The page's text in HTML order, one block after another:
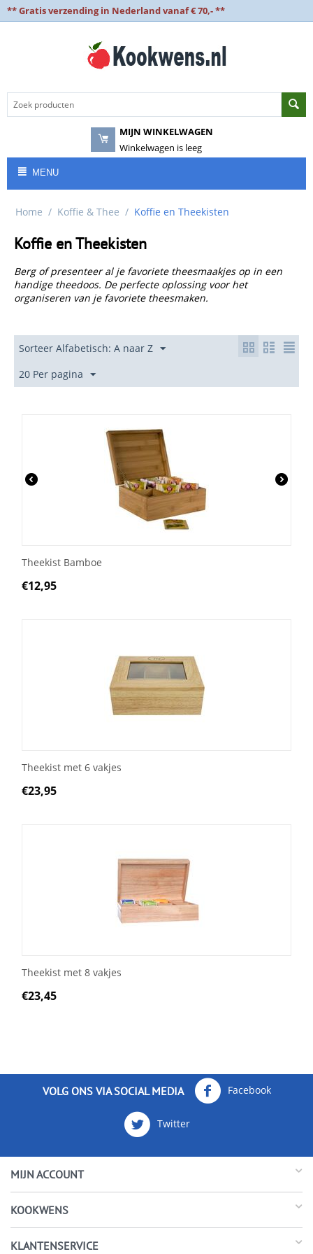
** Gratis verzending in Nederland vanaf € 70,- **
MIJN WINKELWAGEN
Winkelwagen is leeg
MENU
Home / Koffie & Thee / Koffie en Theekisten
Koffie en Theekisten
Berg of presenteer al je favoriete theesmaakjes op in een
handige theedoos. De perfecte oplossing voor het
organiseren van je favoriete theesmaken.
Sorteer Alfabetisch: A naar Z
20 Per pagina
Theekist Bamboe
€12,95
Theekist met 6 vakjes
€23,95
Theekist met 8 vakjes
€23,45
VOLG ONS VIA SOCIAL MEDIA Facebook
Twitter
MIJN ACCOUNT
KOOKWENS
KLANTENSERVICE